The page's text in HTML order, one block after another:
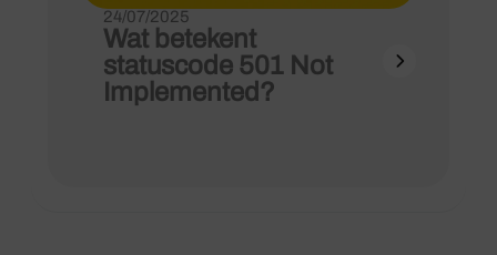
24/07/2025
Wat betekent
statuscode 501 Not
Implemented?